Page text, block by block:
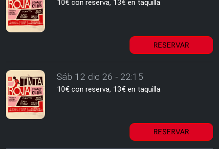
10€ con reserva, 13€ en taquilla
RESERVAR
Sáb 12 dic 26 - 22:15
10€ con reserva, 13€ en taquilla
RESERVAR